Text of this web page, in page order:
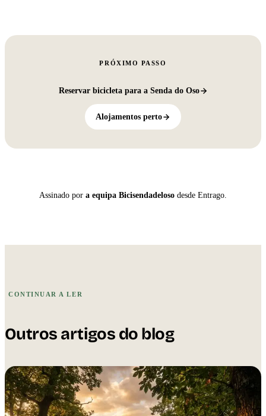
PRÓXIMO PASSO
Reservar bicicleta para a Senda do Oso
Alojamentos perto
Assinado por a equipa Bicisendadeloso desde Entrago.
CONTINUAR A LER
Outros artigos do blog